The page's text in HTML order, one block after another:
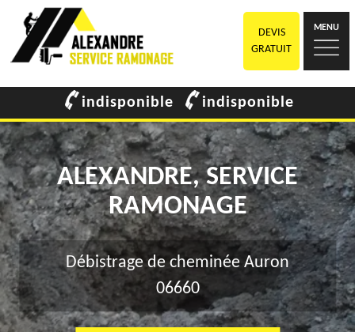
DEVIS
GRATUIT
MENU
indisponible indisponible
ALEXANDRE, SERVICE
RAMONAGE
Débistrage de cheminée Auron
06660